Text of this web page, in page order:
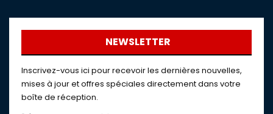
NEWSLETTER
Inscrivez-vous ici pour recevoir les dernières nouvelles,
mises à jour et offres spéciales directement dans votre
boîte de réception.